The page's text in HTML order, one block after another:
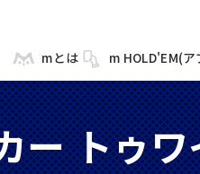
mとは m HOLD'EM(ア
ー トゥ